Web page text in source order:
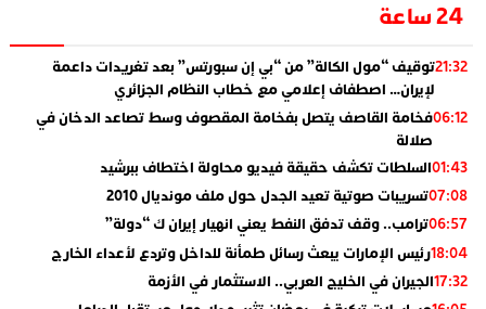
24 ساعة
21:32توقيف “مول الكالة” من “بي إن سبورتس” بعد تغريدات داعمة
لإيران… اصطفاف إعلامي مع خطاب النظام الجزائري
06:12فخامة القاصف يتصل بفخامة المقصوف وسط تصاعد الدخان في
صلالة
01:43السلطات تكشف حقيقة فيديو محاولة اختطاف ببرشيد
07:08تسريبات صوتية تعيد الجدل حول ملف مونديال 2010
06:57ترامب.. وقف تدفق النفط يعني انهيار إيران ك “دولة”
18:04رئيس الإمارات يبعث رسائل طمأنة للداخل وتردع لأعداء الخارج
17:32الجيران في الخليج العربي.. الاستثمار في الأزمة